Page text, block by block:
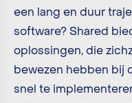
een lang en duur
software? Shared
oplossingen, die
bewezen hebben bij
snel te